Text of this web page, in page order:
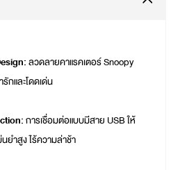
ลวดลายคาแรคเตอร์ Snoopy
กและโดดเด่น
การเชื่อมต่อแบบมีสาย USB ให้
ยำสูง ไร้ความล่าช้า